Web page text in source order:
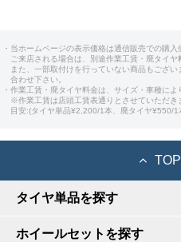
・当ホームページの表示価格は通信販売での購入
ご来店される場合は、別途作業工賃・廃タイヤ
また、一部取付けを行っていない商品もござ
合わせ下さい。
・作業工賃・廃タイヤ料金は、サイズ・車種によ
※作業工賃は店頭工賃表通りとさせていただき
目安:(タイヤ単品¥2,200/1本、廃タイヤ¥550/1
タイヤ単品を探す
ホイールセットを探す